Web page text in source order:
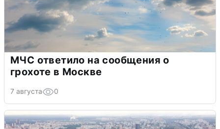
МЧС ответило на сообщения о
грохоте в Москве
7 августа 0